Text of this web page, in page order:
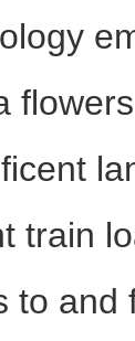
疆故事
train
to and